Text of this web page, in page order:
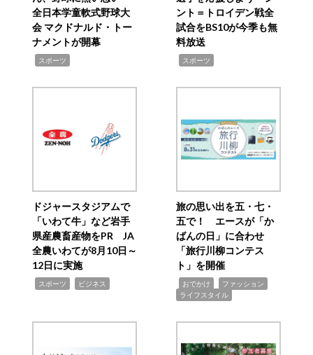
全日本学童軟式野球大
会 マクドナルド・トー
ナメントが開幕
スポーツ
ント＝トロイデン戦全
試合をBS10が今季も無
料放送
スポーツ
ドジャースタジアムで
「いわて牛」など岩手
県産農畜産物をPR JA
全農いわてが8月10日～
12日に実施
スポーツ ビジネス
旅の思い出を五・七・
五で！ エースが「か
ばんの日」に合わせ
「旅行川柳コンテス
ト」を開催
おでかけ ファッション
ライフスタイル